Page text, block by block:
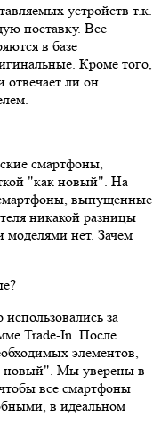
устройств т.к.
поставку. Все
в базе
Кроме того,
отвечает ли он
смартфоны,
"как новый". На
выпущенные
никакой разницы
нет. Зачем
за
Trade-In. После
элементов,
новый". Мы уверены в
все смартфоны
в идеальном